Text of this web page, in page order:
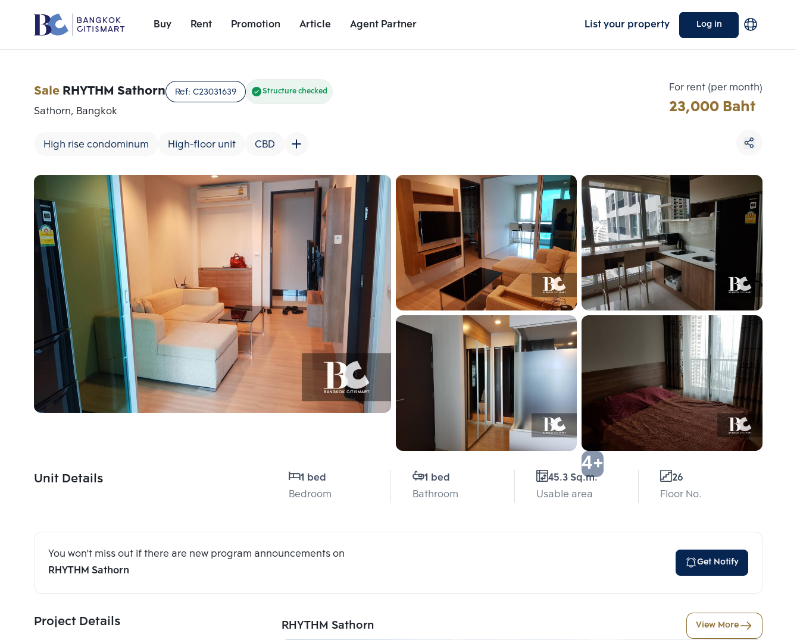
Buy Rent Promotion Article Agent Partner List your property Log in
Unit Details
SaleRHYTHM Sathorn Ref: C23031639 Structure checked
Sathorn, Bangkok
High rise condominum High-floor unit CBD
For rent (per month)
23,000 Baht
4+
Unit Details
1 bed
Bedroom
1 bed
Bathroom
45.3 Sq.m.
Usable area
26
Floor No.
You won't miss out if there are new program announcements on
RHYTHM Sathorn
Get Notify
Project Details RHYTHM Sathorn View More
Add comparative units
Number 1
Add comparative units
Number 2
Add comparative units
Number 3
Choose comparative unit
Maximum 3 units
Compare
Clear all